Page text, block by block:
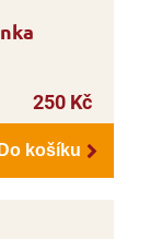
250 Kč
Do košíku